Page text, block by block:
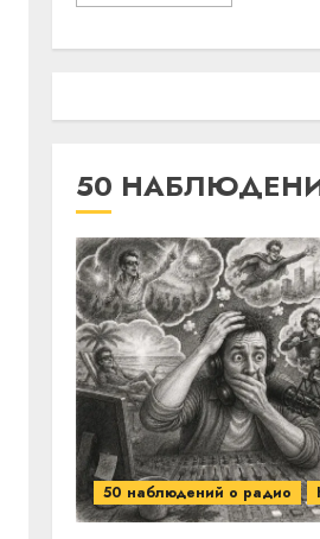
50
50 наблюдений о радио